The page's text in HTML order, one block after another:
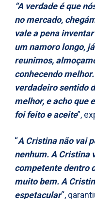
“A verdade é que
no mercado,
vale a pena
um namoro longo,
reunimos,
conhecendo
verdadeiro sentido
melhor, e acho que
foi feito e aceite”,
“A Cristina não vai
nenhum. A Cristina
competente dentro
muito bem. A
espetacular“,